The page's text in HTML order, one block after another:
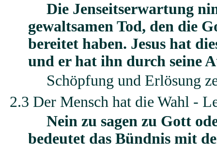
Die Jenseitserwartung
gewaltsamen Tod, den die
bereitet haben. Jesus hat
und er hat ihn durch seine
Schöpfung und Erlösung
2.3 Der Mensch hat die Wahl -
Nein zu sagen zu Gott
bedeutet das Bündnis mit